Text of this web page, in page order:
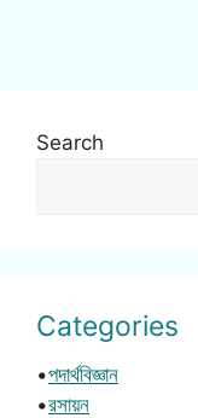
Search
Categories
•পদার্থবিজ্ঞান
•রসায়ন